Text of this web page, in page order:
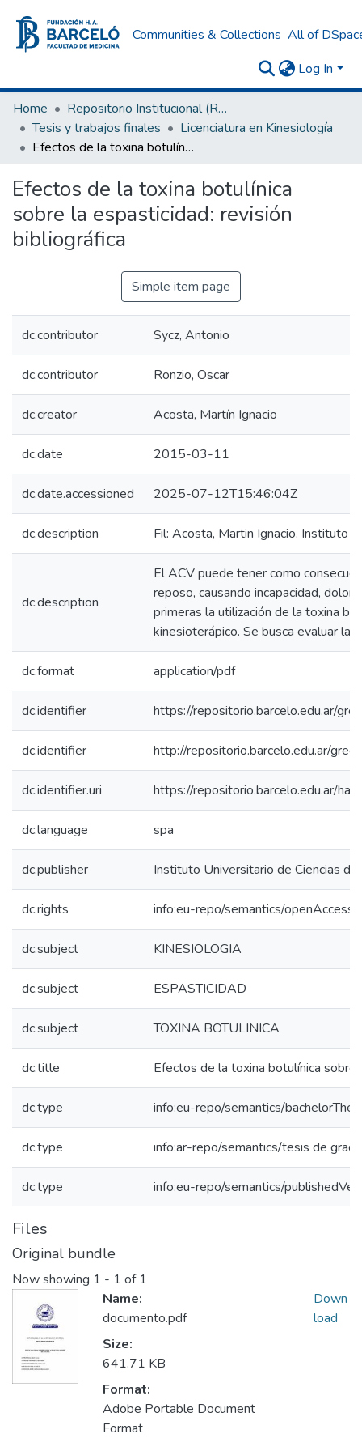
Communities & Collections All of
Log In
Home
Repositorio Institucional (RI) del Instituto Universitario de Ciencias de la Salud Fundación H. A. Barceló
Tesis y trabajos finales
Licenciatura en Kinesiología
Efectos de la toxina botulínica sobre la espasticidad: revisión bibliográfica
Efectos de la toxina botulínica
sobre la espasticidad: revisión
bibliográfica
Simple item page
dc.contributor Sycz, Antonio
dc.contributor Ronzio, Oscar
dc.creator Acosta, Martín Ignacio
dc.date 2015-03-11
dc.date.accessioned 2025-07-12T15:46:04Z
dc.description Fil: Acosta, Martin Ignacio. Instituto
dc.description
El ACV puede tener como
reposo, causando incapacidad,
primeras la utilización de la toxina
kinesioterápico. Se busca evaluar la
dc.format application/pdf
dc.identifier https://repositorio.barcelo.edu.ar/
dc.identifier http://repositorio.barcelo.edu.ar/
dc.identifier.uri https://repositorio.barcelo.edu.ar/
dc.language spa
dc.publisher Instituto Universitario de Ciencias
dc.rights info:eu-repo/semantics/openAccess
dc.subject KINESIOLOGIA
dc.subject ESPASTICIDAD
dc.subject TOXINA BOTULINICA
dc.title Efectos de la toxina botulínica
dc.type info:eu-repo/semantics/
dc.type info:ar-repo/semantics/tesis de grado
dc.type info:eu-repo/semantics/
Files
Original bundle
Now showing 1 - 1 of 1
Name:
documento.pdf
Size:
641.71 KB
Format:
Adobe Portable Document
Format
Down
load